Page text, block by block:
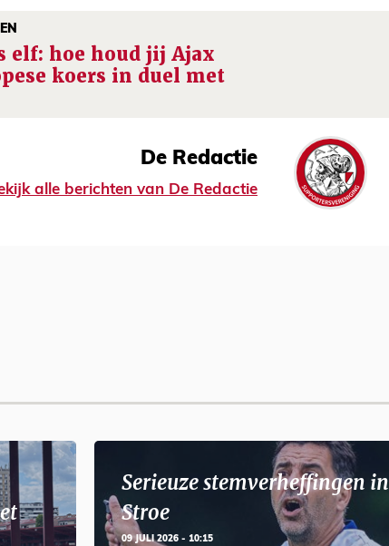
elf: hoe houd jij Ajax
koers in duel met
De Redactie
alle berichten van De Redactie
Serieuze stemverheffingen in
Stroe
09 JULI 2026 - 10:15